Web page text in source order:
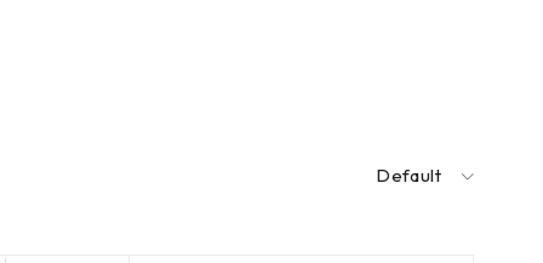
Default